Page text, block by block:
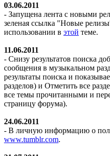
03.06.2011
- Запущена лента с новыми
зеленая ссылка "Новые
использовании в этой теме.
11.06.2011
- Снизу результатов поиска
сообщения в музыкальном
результаты поиска и
разделов) и Отметить все
все темы прочитанными и
страницу форума).
24.06.2011
- В личную информацию о
www.tumblr.com.